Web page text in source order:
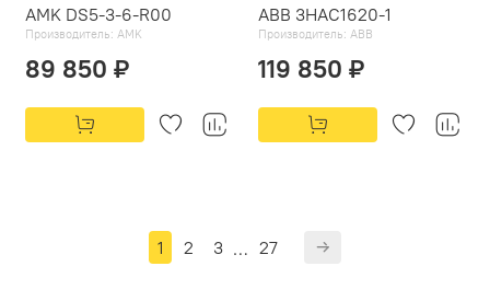
AMK DS5-3-6-R00
Производитель: AMK
89 850 ₽
ABB 3HAC1620-1
Производитель: ABB
119 850 ₽
1 2 3 … 27